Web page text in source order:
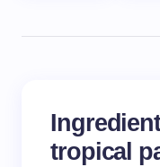
tropical